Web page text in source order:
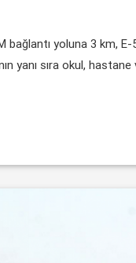
yoluna 3 km,
yanı sıra okul,